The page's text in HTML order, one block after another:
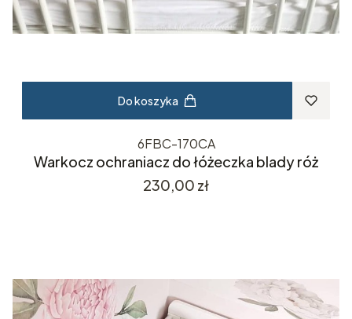
Do koszyka
6FBC-170CA
Warkocz ochraniacz do łóżeczka blady róż
Cena
230,00 zł